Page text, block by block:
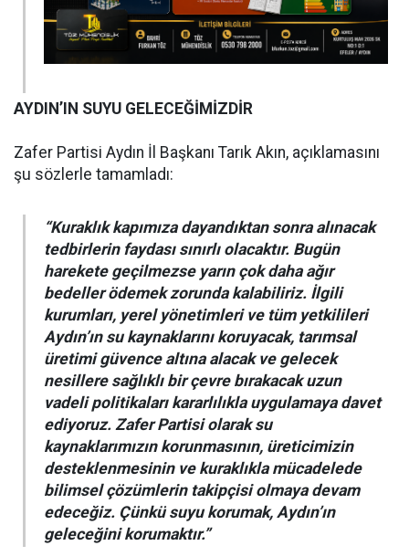
AYDIN’IN SUYU GELECEĞİMİZDİR
Zafer Partisi Aydın İl Başkanı Tarık Akın, açıklamasını
şu sözlerle tamamladı:
“Kuraklık kapımıza dayandıktan sonra alınacak
tedbirlerin faydası sınırlı olacaktır. Bugün
harekete geçilmezse yarın çok daha ağır
bedeller ödemek zorunda kalabiliriz. İlgili
kurumları, yerel yönetimleri ve tüm yetkilileri
Aydın’ın su kaynaklarını koruyacak, tarımsal
üretimi güvence altına alacak ve gelecek
nesillere sağlıklı bir çevre bırakacak uzun
vadeli politikaları kararlılıkla uygulamaya davet
ediyoruz. Zafer Partisi olarak su
kaynaklarımızın korunmasının, üreticimizin
desteklenmesinin ve kuraklıkla mücadelede
bilimsel çözümlerin takipçisi olmaya devam
edeceğiz. Çünkü suyu korumak, Aydın’ın
geleceğini korumaktır.”